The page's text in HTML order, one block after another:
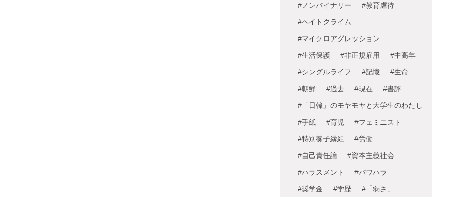
#ノンバイナリー #教育虐待
#ヘイトクライム
#マイクロアグレッション
#生活保護 #非正規雇用 #中高年
#シングルライフ #記憶 #生命
#朝鮮 #過去 #現在 #書評
#「日韓」のモヤモヤと大学生のわたし
#手紙 #育児 #フェミニスト
#特別養子縁組 #労働
#自己責任論 #資本主義社会
#ハラスメント #パワハラ
#奨学金 #学歴 #「弱さ」